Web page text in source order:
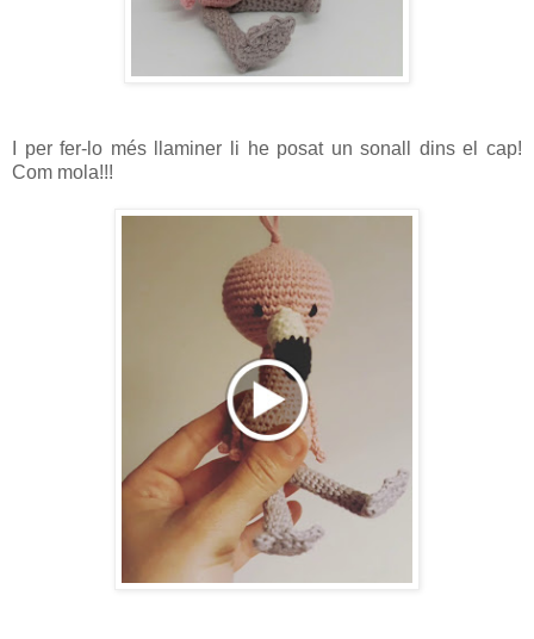
I per fer-lo més llaminer li he posat un sonall dins el cap!
Com mola!!!